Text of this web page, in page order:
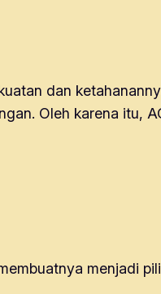
dan
Oleh karena itu,
menjadi